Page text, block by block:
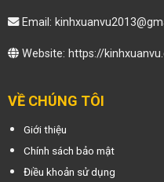
Email:
Website: https://
VỀ CHÚNG TÔI
Giới thiệu
Chính sách bảo mật
Điều khoản sử dụng